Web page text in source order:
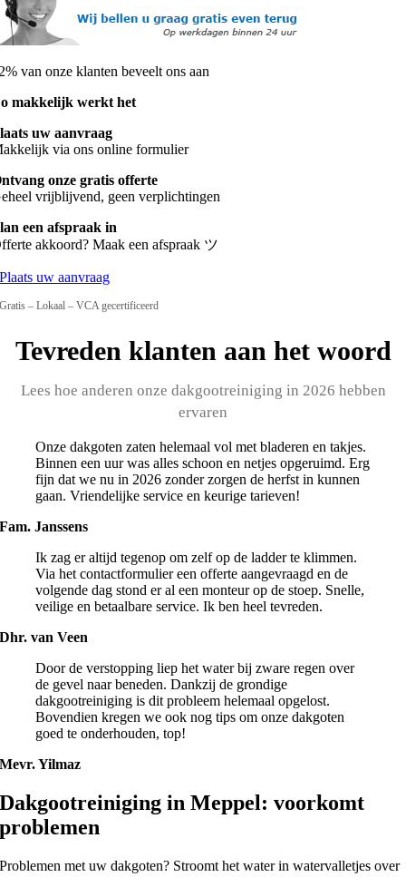
van onze klanten beveelt ons aan
makkelijk werkt het
uw aanvraag
via ons online formulier
onze gratis offerte
vrijblijvend, geen verplichtingen
een afspraak in
akkoord? Maak een afspraak ツ
Plaats uw aanvraag
Gratis – Lokaal – VCA gecertificeerd
Tevreden klanten aan het woord
Lees hoe anderen onze dakgootreiniging in 2026 hebben
ervaren
Onze dakgoten zaten helemaal vol met bladeren en takjes.
Binnen een uur was alles schoon en netjes opgeruimd. Erg
fijn dat we nu in 2026 zonder zorgen de herfst in kunnen
gaan. Vriendelijke service en keurige tarieven!
Fam. Janssens
Ik zag er altijd tegenop om zelf op de ladder te klimmen.
Via het contactformulier een offerte aangevraagd en de
volgende dag stond er al een monteur op de stoep. Snelle,
veilige en betaalbare service. Ik ben heel tevreden.
Dhr. van Veen
Door de verstopping liep het water bij zware regen over
de gevel naar beneden. Dankzij de grondige
dakgootreiniging is dit probleem helemaal opgelost.
Bovendien kregen we ook nog tips om onze dakgoten
goed te onderhouden, top!
Mevr. Yilmaz
Dakgootreiniging in Meppel: voorkomt
problemen
Problemen met uw dakgoten? Stroomt het water in watervalletjes over